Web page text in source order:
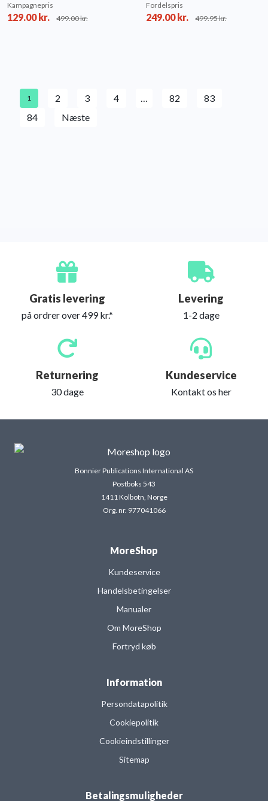
Kampagnepris
129.00kr. 499.00kr.
Fordelspris
249.00kr. 499.95kr.
1 2 3 4 … 82
83
84
Næste
Gratis levering
på ordrer over 499 kr.*
Levering
1-2 dage
Returnering
30 dage
Kundeservice
Kontakt os her
Bonnier Publications International AS
Postboks 543
1411 Kolbotn, Norge
Org. nr. 977041066
MoreShop
Kundeservice
Handelsbetingelser
Manualer
Om MoreShop
Fortryd køb
Information
Persondatapolitik
Cookiepolitik
Cookieindstillinger
Sitemap
Betalingsmuligheder